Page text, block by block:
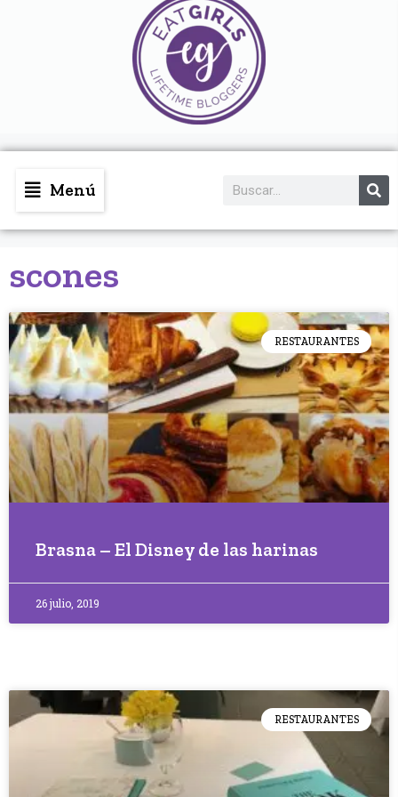
Menú
scones
RESTAURANTES
Brasna – El Disney de las harinas
26 julio, 2019
RESTAURANTES